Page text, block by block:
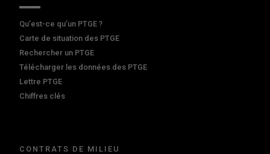
Qu’est-ce qu’un PTGE ?
Carte de situation des PTGE
Rechercher un PTGE
Télécharger les données des PTGE
Lettre PTGE
Chiffres clés
CONTRATS DE MILIEU